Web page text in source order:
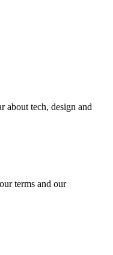
about tech, design and
terms and our